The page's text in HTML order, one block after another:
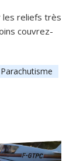
les reliefs très
couvrez-
Parachutisme